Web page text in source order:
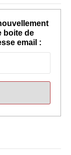
boite de
email :